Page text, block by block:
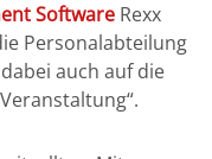
Software Rexx
Personalabteilung
auch auf die